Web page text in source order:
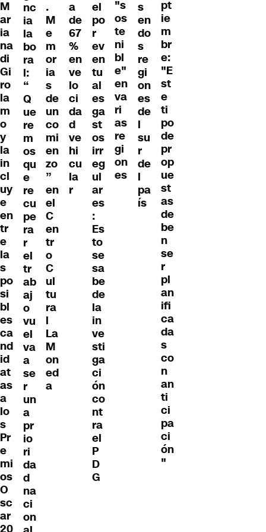
M
ar
ia
na
di
Gi
ro
la
m
o
y
la
in
cl
uy
e
en
tr
e
la
s
po
si
bl
es
ca
nd
id
at
as
a
lo
s
Pr
e
mi
os
O
sc
ar
nc
ia
la
bo
ra
l:
“
Q
ue
re
m
os
qu
e
re
cu
pe
ra
r
el
tr
ab
aj
o
vu
el
va
a
se
r
un
a
pr
io
ri
da
d
na
ci
on
.
M
e
m
or
ia
s
de
un
co
mi
en
zo
”
en
el
C
en
tr
o
C
ul
tu
ra
l
La
M
on
ed
a
a
de
67
%
en
ve
lo
ci
da
d
ve
hi
cu
la
r
el
po
r
ev
en
tu
al
es
ga
st
os
irr
eg
ul
ar
es
:
Es
to
se
sa
be
de
la
in
ve
sti
ga
ci
ón
co
nt
ra
el
P
D
G
"s
os
te
ni
bl
e"
en
va
ri
as
re
gi
on
es
s
en
do
s
re
gi
on
es
de
l
su
r
de
l
pa
ís
pt
ie
m
br
e:
"E
st
e
ti
po
de
pr
op
ue
st
as
de
be
n
se
r
pl
an
ifi
ca
da
s
co
n
an
ti
ci
pa
ci
ón
"